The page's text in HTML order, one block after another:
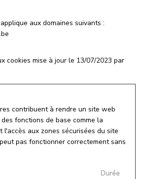
aux domaines suivants :
cookies mise à jour le 13/07/2023 par
contribuent à rendre un site web
fonctions de base comme la
l'accès aux zones sécurisées du site
pas fonctionner correctement sans
Durée